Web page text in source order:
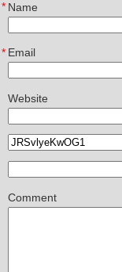
Name
*
Email
*
Website
Comment